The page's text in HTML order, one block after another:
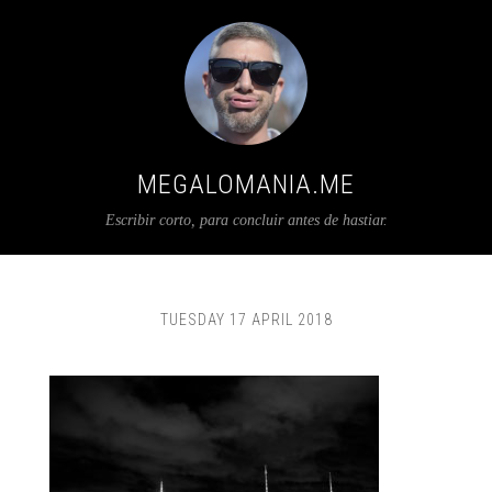
MEGALOMANIA.ME
Escribir corto, para concluir antes de hastiar.
TUESDAY 17 APRIL 2018